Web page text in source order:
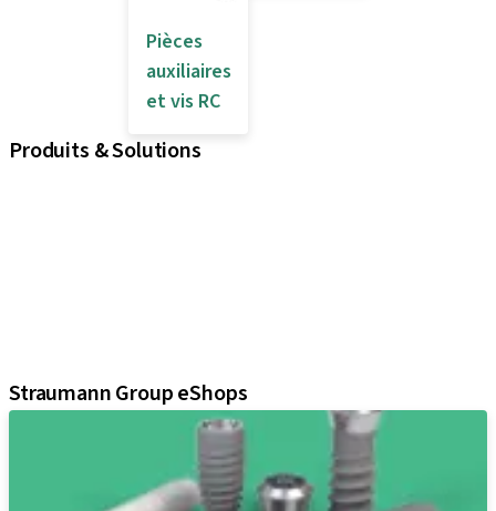
Pièces
auxiliaires
et vis RC
Produits & Solutions
Straumann Group eShops